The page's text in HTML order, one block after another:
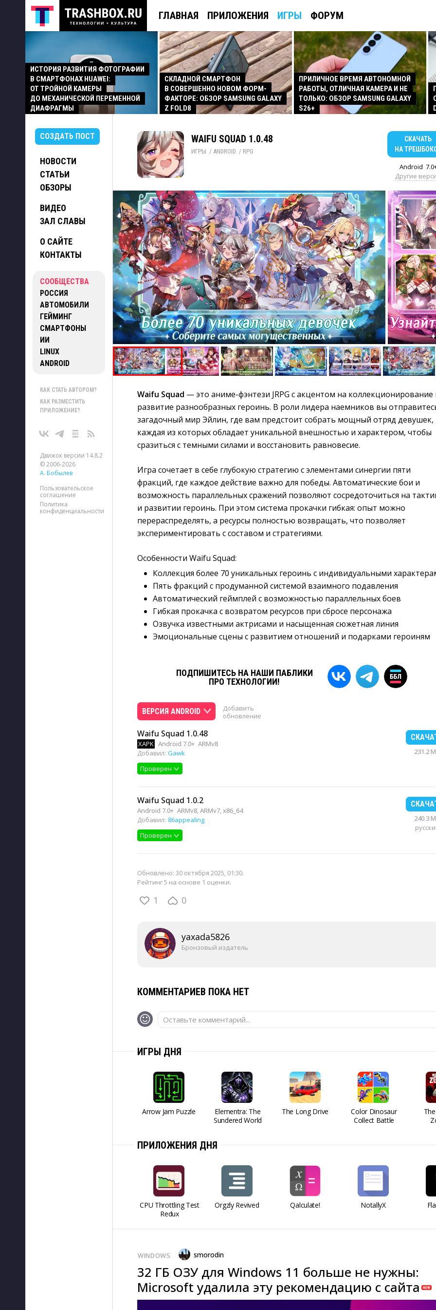
ГЛАВНАЯ ПРИЛОЖЕНИЯ ИГРЫ ФОРУМ
ИСТОРИЯ РАЗВИТИЯ ФОТОГРАФИИ
В СМАРТФОНАХ HUAWEI:
ОТ ТРОЙНОЙ КАМЕРЫ
ДО МЕХАНИЧЕСКОЙ ПЕРЕМЕННОЙ
ДИАФРАГМЫ
СКЛАДНОЙ СМАРТФОН
В СОВЕРШЕННО НОВОМ ФОРМ-
ФАКТОРЕ: ОБЗОР SAMSUNG GALAXY
Z FOLD8
ПРИЛИЧНОЕ ВРЕМЯ АВТОНОМНОЙ
РАБОТЫ, ОТЛИЧНАЯ КАМЕРА И НЕ
ТОЛЬКО: ОБЗОР SAMSUNG GALAXY
S26+
СОЗДАТЬ ПОСТ
НОВОСТИ
СТАТЬИ
ОБЗОРЫ
ВИДЕО
ЗАЛ СЛАВЫ
О САЙТЕ
КОНТАКТЫ
СООБЩЕСТВА
РОССИЯ
АВТОМОБИЛИ
ГЕЙМИНГ
СМАРТФОНЫ
ИИ
LINUX
ANDROID
КАК СТАТЬ АВТОРОМ?
КАК РАЗМЕСТИТЬ
ПРИЛОЖЕНИЕ?
Движок версии 14.8.2
© 2006-2026
А. Бобылев
Пользовательское
соглашение
Политика
конфиденциальности
WAIFU SQUAD 1.0.48
ИГРЫ / ANDROID / RPG
СКАЧАТЬ
НА
Android
Другие
Waifu Squad — это аниме-фэнтези JRPG с акцентом на коллекционирование
развитие разнообразных героинь. В роли лидера наемников вы
загадочный мир Эйлин, где вам предстоит собрать мощный отряд девушек,
каждая из которых обладает уникальной внешностью и характером, чтобы
сразиться с темными силами и восстановить равновесие.
Игра сочетает в себе глубокую стратегию с элементами синергии пяти
фракций, где каждое действие важно для победы. Автоматические бои и
возможность параллельных сражений позволяют сосредоточиться на
и развитии героинь. При этом система прокачки гибкая: опыт можно
перераспределять, а ресурсы полностью возвращать, что позволяет
экспериментировать с составом и стратегиями.
Особенности Waifu Squad:
Коллекция более 70 уникальных героинь с индивидуальными
Пять фракций с продуманной системой взаимного подавления
Автоматический геймплей с возможностью параллельных боев
Гибкая прокачка с возвратом ресурсов при сбросе персонажа
Озвучка известными актрисами и насыщенная сюжетная линия
Эмоциональные сцены с развитием отношений и подарками героиням
ПОДПИШИТЕСЬ НА НАШИ ПАБЛИКИ
ПРО ТЕХНОЛОГИИ!
ВЕРСИЯ ANDROID
Добавить
обновление
Waifu Squad 1.0.48
XAPK Android 7.0+ ARMv8
Добавил: Gawk
Проверен
231.2
Waifu Squad 1.0.2
Android 7.0+ ARMv8, ARMv7, x86_64
Добавил: 86appealing
Проверен
240.3
Обновлено: 30 октября 2025, 01:30.
Рейтинг 5 на основе 1 оценки.
1 0
yaxada5826
Бронзовый издатель
КОММЕНТАРИЕВ ПОКА НЕТ
Оставьте комментарий...
ИГРЫ ДНЯ
Arrow Jam Puzzle
Elementra: The
Sundered World
The Long Drive
Color Dinosaur
Collect Battle
ПРИЛОЖЕНИЯ ДНЯ
CPU Throttling Test
Redux
Orgzly Revived Qalculate! NotallyX
WINDOWS smorodin
32 ГБ ОЗУ для Windows 11 больше не нужны:
Microsoft удалила эту рекомендацию с сайта